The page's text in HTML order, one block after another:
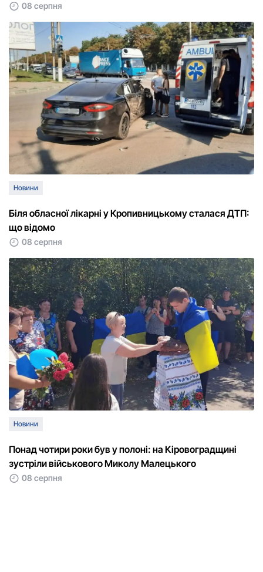
08 серпня
Новини
Біля обласної лікарні у Кропивницькому сталася ДТП:
що відомо
08 серпня
Новини
Понад чотири роки був у полоні: на Кіровоградщині
зустріли військового Микoлу Малецькoгo
08 серпня